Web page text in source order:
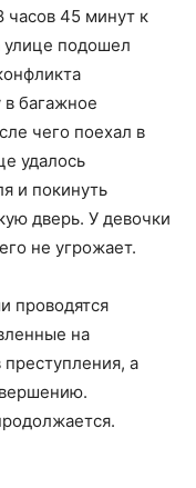
часов 45 минут к
подошел
в багажное
чего поехал в
удалось
и покинуть
дверь. У девочки
не угрожает.
проводятся
на
преступления, а